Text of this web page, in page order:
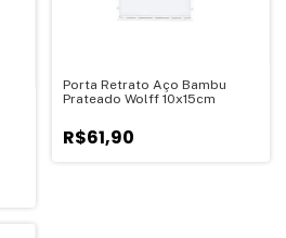
Porta Retrato Aço Bambu
Prateado Wolff 10x15cm
R$61,90